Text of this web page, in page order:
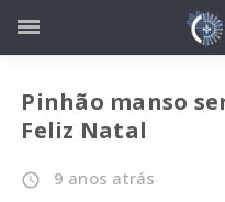
Pinhão manso
Feliz Natal
access_time 9 anos atrás